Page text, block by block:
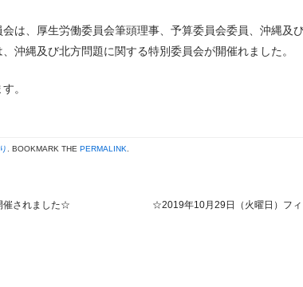
は、厚生労働委員会筆頭理事、予算委員会委員、沖縄及
沖縄及び北方問題に関する特別委員会が開催れました。
。
. BOOKMARK THE PERMALINK
催されました☆
☆2019年10月29日（火曜日）フ